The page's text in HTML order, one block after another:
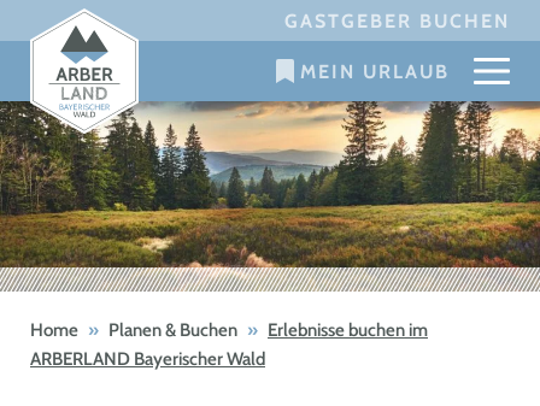
to
content
GASTGEBER BUCHEN
MEIN URLAUB
Home » Planen & Buchen » Erlebnisse buchen im
ARBERLAND Bayerischer Wald